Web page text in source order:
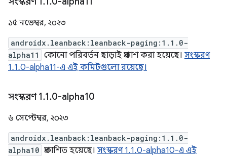
১৫ নভেম্বর, ২০২৩
androidx.leanback:leanback-paging:1.1.0-
alpha11
কোনো পরিবর্তন ছাড়াই প্রকাশ করা হয়েছে। সংস্করণ
1.1.0-alpha11-এ এই কমিটগুলো রয়েছে।
সংস্করণ 1.1.0-alpha10
৬ সেপ্টেম্বর, ২০২৩
androidx.leanback:leanback-paging:1.1.0-
alpha10 প্রকাশিত হয়েছে। সংস্করণ 1.1.0-alpha10-এ এই